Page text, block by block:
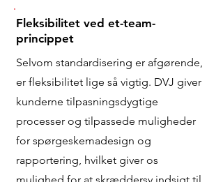
Fleksibilitet ved et-team-
princippet
Selvom standardisering er afgørende,
er fleksibilitet lige så vigtig. DVJ giver
kunderne tilpasningsdygtige
processer og tilpassede muligheder
for spørgeskemadesign og
rapportering, hvilket giver os